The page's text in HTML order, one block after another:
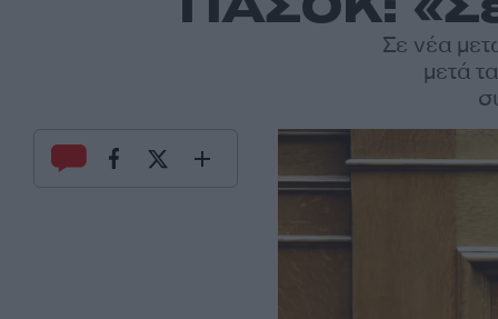
Σε νέα
μετά